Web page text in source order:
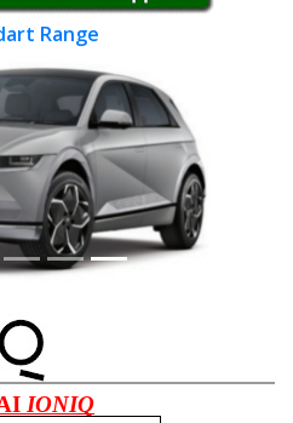
Range
Next